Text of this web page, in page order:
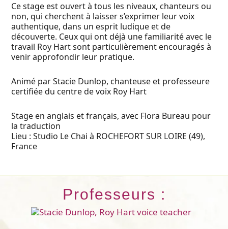
Ce stage est ouvert à tous les niveaux, chanteurs ou
non, qui cherchent à laisser s’exprimer leur voix
authentique, dans un esprit ludique et de
découverte. Ceux qui ont déjà une familiarité avec le
travail Roy Hart sont particulièrement encouragés à
venir approfondir leur pratique.
Animé par Stacie Dunlop, chanteuse et professeure
certifiée du centre de voix Roy Hart
Stage en anglais et français, avec Flora Bureau pour
la traduction
Lieu : Studio Le Chai à ROCHEFORT SUR LOIRE (49),
France
Professeurs :